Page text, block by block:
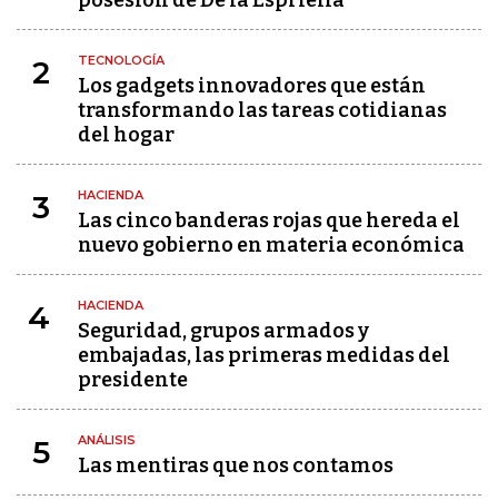
2 TECNOLOGÍA
Los gadgets innovadores que están
transformando las tareas cotidianas
del hogar
3 HACIENDA
Las cinco banderas rojas que hereda el
nuevo gobierno en materia económica
4 HACIENDA
Seguridad, grupos armados y
embajadas, las primeras medidas del
presidente
5 ANÁLISIS
Las mentiras que nos contamos